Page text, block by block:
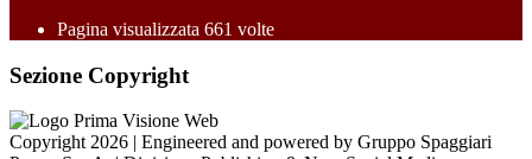
Pagina visualizzata 661 volte
Sezione Copyright
Copyright 2026 | Engineered and powered by Gruppo Spaggiari